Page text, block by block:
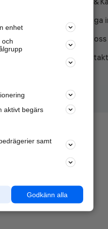
nära dig.
Logga
Om oss
enhet
och
aktivt begärs
samt
Godkänn alla